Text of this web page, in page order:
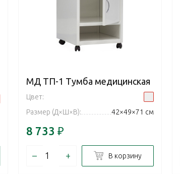
МД ТП-1 Тумба медицинская
Цвет:
Размер (Д×Ш×В):
42×49×71 см
8 733 ₽
– + В корзину